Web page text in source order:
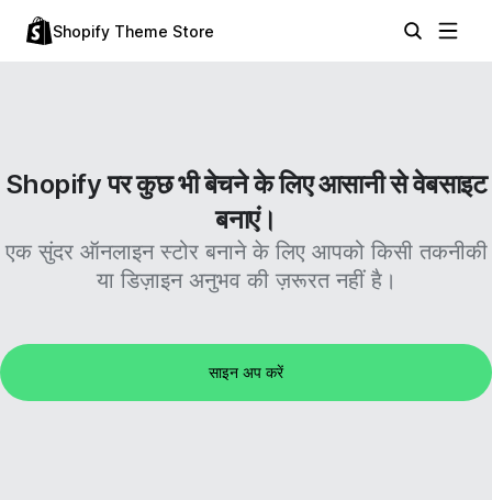
Shopify Theme Store
Shopify पर कुछ भी बेचने के लिए आसानी से वेबसाइट
बनाएं।
एक सुंदर ऑनलाइन स्टोर बनाने के लिए आपको किसी तकनीकी
या डिज़ाइन अनुभव की ज़रूरत नहीं है।
साइन अप करें